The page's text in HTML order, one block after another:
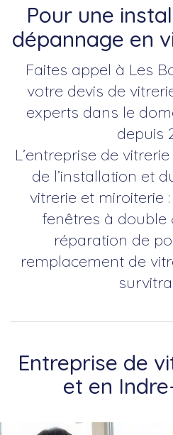
Pour une
dépannage en
Faites appel à Les
votre devis de
experts dans le
depuis
L’entreprise de
de l’installation et
vitrerie et miroiterie
fenêtres à double
réparation de
remplacement de
Entreprise de
et en